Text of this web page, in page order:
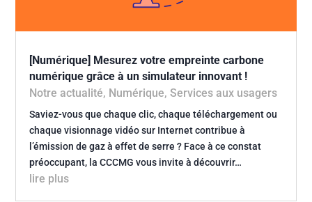
[Numérique] Mesurez votre empreinte carbone
numérique grâce à un simulateur innovant !
Notre actualité, Numérique,Services aux usagers
Saviez-vous que chaque clic, chaque téléchargement ou
chaque visionnage vidéo sur Internet contribue à
l’émission de gaz à effet de serre ? Face à ce constat
préoccupant, la CCCMG vous invite à découvrir…
lire plus